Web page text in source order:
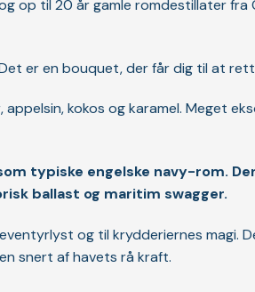
op til 20 år gamle romdestillater
er en bouquet, der får dig til at
kokos og karamel. Meget
typiske engelske navy-rom.
ballast og maritim swagger.
og til krydderiernes magi.
snert af havets rå kraft.